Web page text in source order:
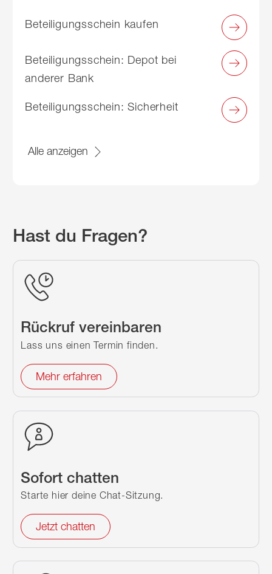
Beteiligungsschein kaufen
Beteiligungsschein: Depot bei
anderer Bank
Beteiligungsschein: Sicherheit
Alle anzeigen
Hast du Fragen?
Rückruf vereinbaren
Lass uns einen Termin finden.
Mehr erfahren
Sofort chatten
Starte hier deine Chat-Sitzung.
Jetzt chatten